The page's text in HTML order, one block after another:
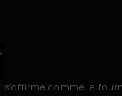
s’affirme comme le